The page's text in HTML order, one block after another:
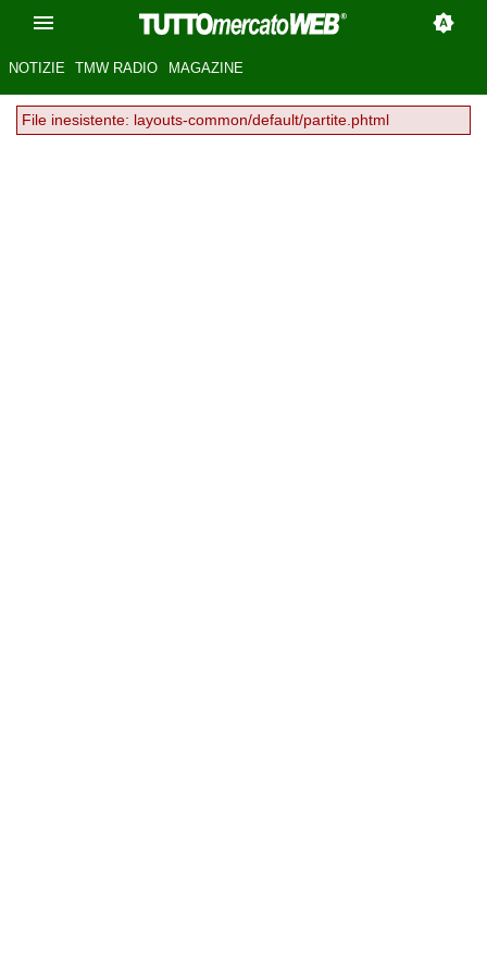
NOTIZIE TMW RADIO MAGAZINE
File inesistente: layouts-common/default/partite.phtml